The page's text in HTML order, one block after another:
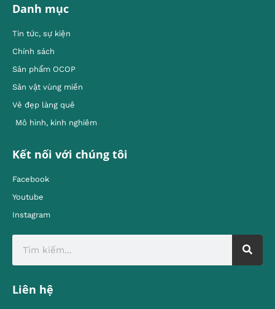
Danh mục
Tin tức, sự kiện
Chính sách
Sản phẩm OCOP
Sản vật vùng miền
Vẻ đẹp làng quê
Mô hình, kinh nghiêm
Kết nối với chúng tôi
Facebook
Youtube
Instagram
Liên hệ